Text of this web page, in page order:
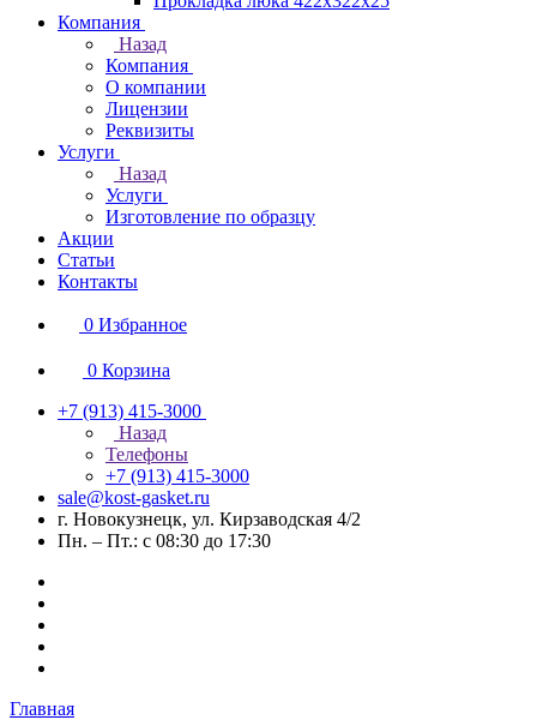
Компания
Назад
Компания
О компании
Лицензии
Реквизиты
Услуги
Назад
Услуги
Изготовление по образцу
Акции
Статьи
Контакты
0 Избранное
0 Корзина
+7 (913) 415-3000
Назад
Телефоны
+7 (913) 415-3000
sale@kost-gasket.ru
г. Новокузнецк, ул. Кирзаводская 4/2
Пн. – Пт.: с 08:30 до 17:30
Главная